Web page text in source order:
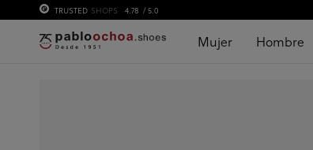
TRUSTED SHOPS 4.78 / 5.0
Mujer Hombre